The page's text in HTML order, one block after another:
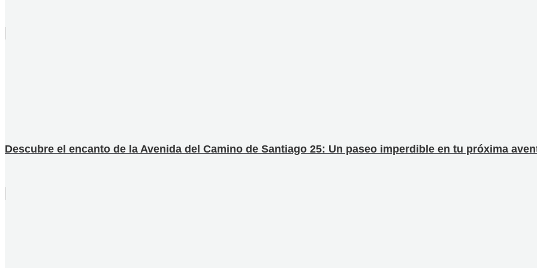
Descubre el encanto de la Avenida del Camino de Santiago 25: Un paseo imperdible en tu próxima